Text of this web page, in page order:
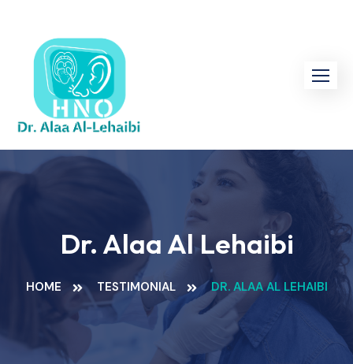
content
Dr. Alaa Al Lehaibi
HOME TESTIMONIAL DR. ALAA AL LEHAIBI